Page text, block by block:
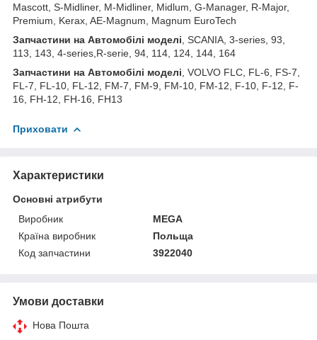
Mascott, S-Midliner, M-Midliner, Midlum, G-Manager, R-Major,
Premium, Kerax, AE-Magnum, Magnum EuroTech
Запчастини на Автомобілі моделі , SCANIA, 3-series, 93,
113, 143, 4-series,R-serie, 94, 114, 124, 144, 164
Запчастини на Автомобілі моделі , VOLVO FLC, FL-6, FS-7,
FL-7, FL-10, FL-12, FM-7, FM-9, FM-10, FM-12, F-10, F-12, F-
16, FH-12, FH-16, FH13
Приховати
Характеристики
Основні атрибути
Виробник
MEGA
Країна виробник
Польща
Код запчастини
3922040
Умови доставки
Нова Пошта